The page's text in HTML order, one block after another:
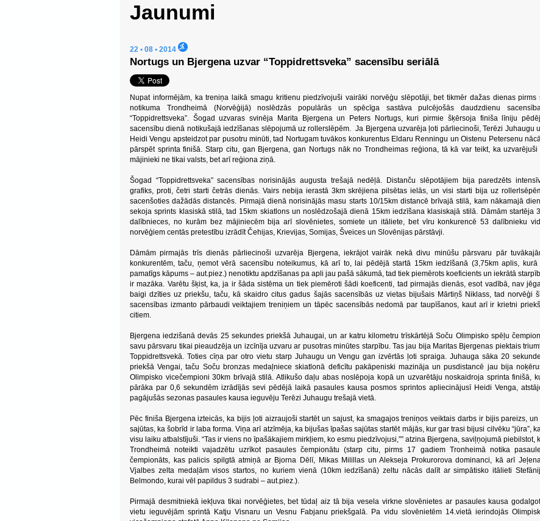
Jaunumi
22 • 08 • 2014
Nortugs un Bjergena uzvar “Toppidrettsveka” sacensību seriālā
Nupat informējām, ka treniņa laikā smagu kritienu piedzīvojuši vairāki norvēģu slēpotāji, bet tikmēr dažas dienas pirms
notikuma Trondheimā (Norvēģijā) noslēdzās populārās un spēcīga sastāva pulcējošās daudzdienu
“Toppidrettsveka”. Šogad uzvaras svinēja Marita Bjergena un Peters Nortugs, kuri pirmie šķērsoja finiša līniju
sacensību dienā notikušajā iedzīšanas slēpojumā uz rollerslēpēm. Ja Bjergena uzvarēja ļoti pārliecinoši, Terēzi Juhaugu
Heidi Vengu apsteidzot par pusotru minūti, tad Nortugam tuvākos konkurentus Eldaru Renningu un Oistenu Petersenu
pārspēt sprinta finišā. Starp citu, gan Bjergena, gan Nortugs nāk no Trondheimas reģiona, tā kā var teikt, ka uzvarējuši
mājinieki ne tikai valsts, bet arī reģiona ziņā.
Šogad “Toppidrettsveka” sacensības norisinājās augusta trešajā nedēļā. Distanču slēpotājiem bija paredzēts
grafiks, proti, četri starti četrās dienās. Vairs nebija ierastā 3km skrējiena pilsētas ielās, un visi starti bija uz
sacenšoties dažādās distancēs. Pirmajā dienā norisinājās masu starts 10/15km distancē brīvajā stilā, kam nākamajā
sekoja sprints klasiskā stilā, tad 15km skiatlons un noslēdzošajā dienā 15km iedzīšana klasiskajā stilā. Dāmām startēja
dalībnieces, no kurām bez mājiniecēm bija arī slovēnietes, somiete un itāliete, bet vīru konkurencē 53 dalībnieku
norvēģiem centās pretestību izrādīt Čehijas, Krievijas, Somijas, Šveices un Slovēnijas pārstāvji.
Dāmām pirmajās trīs dienās pārliecinoši uzvarēja Bjergena, iekrājot vairāk nekā divu minūšu pārsvaru pār
konkurentēm, taču, ņemot vērā sacensību noteikumus, kā arī to, lai pēdējā startā 15km iedzīšanā (3,75km aplis, kurā
pamatīgs kāpums – aut.piez.) nenotiktu apdzīšanas pa apli jau pašā sākumā, tad tiek piemērots koeficients un iekrātā
ir mazāka. Varētu šķist, ka, ja ir šāda sistēma un tiek piemēroti šādi koeficenti, tad pirmajās dienās, esot vadībā, nav
baigi dzīties uz priekšu, taču, kā skaidro citus gadus šajās sacensībās uz vietas bijušais Mārtiņš Niklass, tad norvēģi
sacensības izmanto pārbaudi veiktajiem treniņiem un tāpēc sacensībās nedomā par taupīšanos, kaut arī ir krietni
citiem.
Bjergena iedzišanā devās 25 sekundes priekšā Juhaugai, un ar katru kilometru trīskārtējā Soču Olimpisko spēļu
savu pārsvaru tikai pieaudzēja un izcīnīja uzvaru ar pusotras minūtes starpību. Tas jau bija Maritas Bjergenas piektais
Toppidrettsvekā. Toties cīņa par otro vietu starp Juhaugu un Vengu gan izvērtās ļoti spraiga. Juhauga sāka 20
priekšā Vengai, taču Soču bronzas medaļniece skiatlonā deficītu pakāpeniski mazināja un pusdistancē jau bija
Olimpisko vicečempioni 30km brīvajā stilā. Atlikušo daļu abas noslēpoja kopā un uzvarētāju noskaidroja sprinta finišā,
pārāka par 0,6 sekundēm izrādījās sevi pēdējā laikā pasaules kausa posmos sprintos apliecinājusī Heidi Venga,
pagājušās sezonas pasaules kausa ieguvēju Terēzi Juhaugu trešajā vietā.
Pēc finiša Bjergena izteicās, ka bijis ļoti aizraujoši startēt un sajust, ka smagajos treniņos veiktais darbs ir bijis pareizs, un
sajūtas, ka šobrīd ir laba forma. Viņa arī atzīmēja, ka bijušas īpašas sajūtas startēt mājās, kur gar trasi bijusi cilvēku “jūra”,
visu laiku atbalstījuši. “Tas ir viens no īpašākajiem mirkļiem, ko esmu piedzīvojusi,”” atzina Bjergena, saviļņojumā piebilstot,
Trondheimā noteikti vajadzētu uzrīkot pasaules čempionātu (starp citu, pirms 17 gadiem Tronheimā notika
čempionāts, kas palicis spilgtā atmiņā ar Bjorna Dēlī, Mikas Milillas un Alekseja Prokurorova dominanci, kā arī
Vjalbes zelta medaļām visos startos, no kuriem vienā (10km iedzīšanā) zeltu nācās dalīt ar simpātisko itālieti
Belmondo, kurai vēl papildus 3 sudrabi – aut.piez.).
Pirmajā desmitniekā iekļuva tikai norvēģietes, bet tūdaļ aiz tā bija vesela virkne slovēnietes ar pasaules kausa
vietu ieguvējām sprintā Katju Visnaru un Vesnu Fabjanu priekšgalā. Pa vidu slovēnietēm 14.vietā ierindojās